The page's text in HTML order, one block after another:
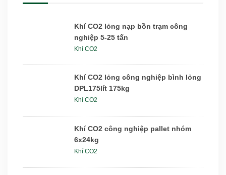
Khí CO2 lỏng nạp bồn trạm công
nghiệp 5-25 tấn
Khí CO2
Khí CO2 lỏng công nghiệp bình lỏng
DPL175lít 175kg
Khí CO2
Khí CO2 công nghiệp pallet nhóm
6x24kg
Khí CO2